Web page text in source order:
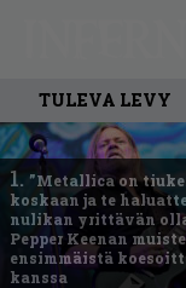
TULEVA LEVY
1. ”Metallica on
koskaan ja te
nulikan yrittävän
Pepper Keenan
ensimmäistä
kanssa